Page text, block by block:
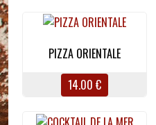
PIZZA ORIENTALE
14.00 €